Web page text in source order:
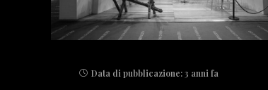
Data di pubblicazione:3 anni fa